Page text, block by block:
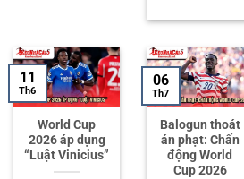
World Cup
2026 áp dụng
“Luật Vinicius”
11
Th6
Balogun thoát
án phạt: Chấn
động World
Cup 2026
06
Th7